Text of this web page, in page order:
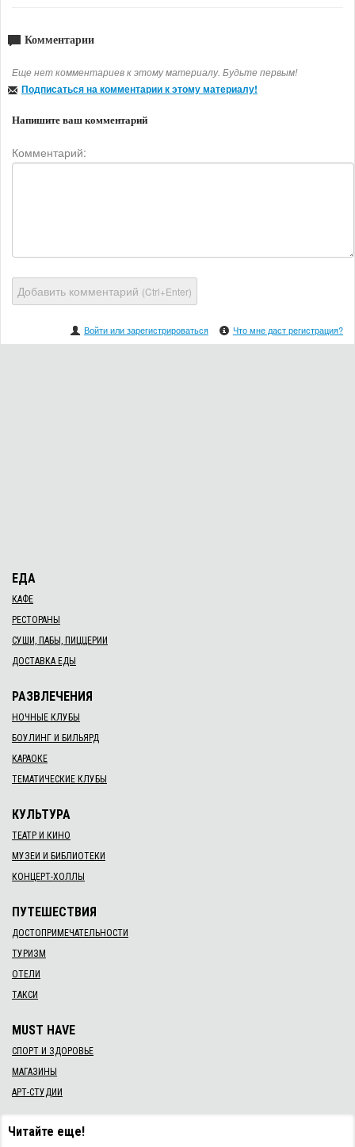
Комментарии
Еще нет комментариев к этому материалу. Будьте первым!
Подписаться на комментарии к этому материалу!
Напишите ваш комментарий
Комментарий:
Добавить комментарий (Ctrl+Enter)
Войти или зарегистрироваться Что мне даст регистрация?
ЕДА
КАФЕ
РЕСТОРАНЫ
СУШИ, ПАБЫ, ПИЦЦЕРИИ
ДОСТАВКА ЕДЫ
РАЗВЛЕЧЕНИЯ
НОЧНЫЕ КЛУБЫ
БОУЛИНГ И БИЛЬЯРД
КАРАОКЕ
ТЕМАТИЧЕСКИЕ КЛУБЫ
КУЛЬТУРА
ТЕАТР И КИНО
МУЗЕИ И БИБЛИОТЕКИ
КОНЦЕРТ-ХОЛЛЫ
ПУТЕШЕСТВИЯ
ДОСТОПРИМЕЧАТЕЛЬНОСТИ
ТУРИЗМ
ОТЕЛИ
ТАКСИ
MUST HAVE
СПОРТ И ЗДОРОВЬЕ
МАГАЗИНЫ
АРТ-СТУДИИ
Читайте еще!